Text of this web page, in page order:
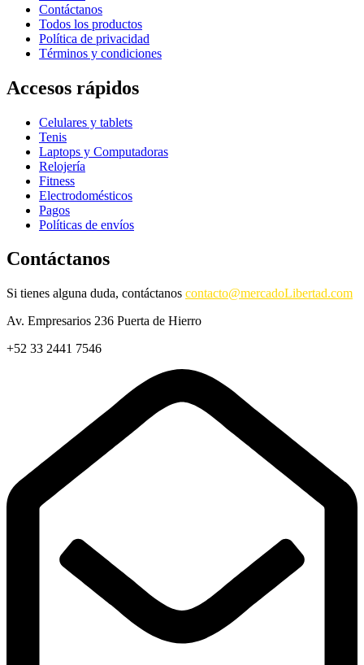
Contáctanos
Todos los productos
Política de privacidad
Términos y condiciones
Accesos rápidos
Celulares y tablets
Tenis
Laptops y Computadoras
Relojería
Fitness
Electrodomésticos
Pagos
Políticas de envíos
Contáctanos
Si tienes alguna duda, contáctanos contacto@mercadoLibertad.com
Av. Empresarios 236 Puerta de Hierro
+52 33 2441 7546